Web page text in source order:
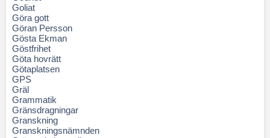
Goliat
Göra gott
Göran Persson
Gösta Ekman
Göstfrihet
Göta hovrätt
Götaplatsen
GPS
Gräl
Grammatik
Gränsdragningar
Granskning
Granskningsnämnden